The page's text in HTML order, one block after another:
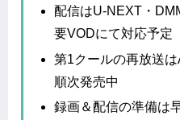
配信はU-NEXT・
要VODにて対応予定
第1クールの再放送
順次発売中
録画＆配信の準備は